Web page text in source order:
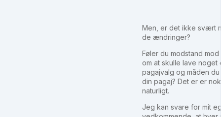
Men, er det ikke svært
de ændringer?
Føler du modstand
om at skulle lave noget
pagajvalg og måden
din pagaj? Det er er
naturligt.
Jeg kan svare for mit